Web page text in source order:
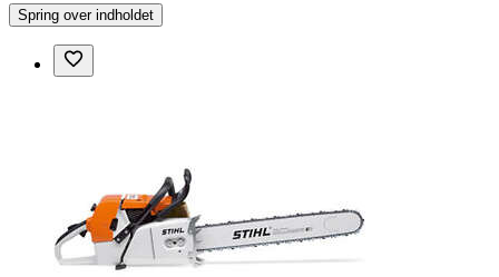
Spring over indholdet